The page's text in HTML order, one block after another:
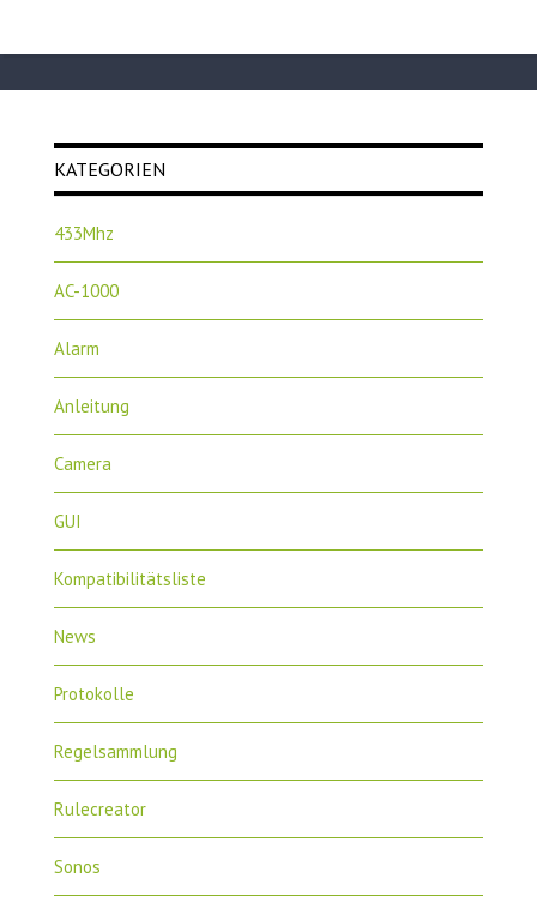
KATEGORIEN
433Mhz
AC-1000
Alarm
Anleitung
Camera
GUI
Kompatibilitätsliste
News
Protokolle
Regelsammlung
Rulecreator
Sonos